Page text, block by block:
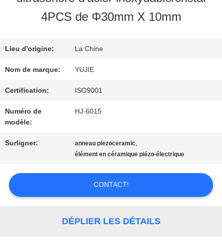
VISITE
CONTRÔLE
DE
QUALITÉ
CONTACTEZ-
NOUS
DEMANDEZ
4PCS de Φ30mm X 10mm
Lieu d'origine: La Chine
Nom de marque: YUJIE
Certification: ISO9001
Numéro de
modèle:
HJ-6015
Surligner: anneau piezoceramic,
élément en céramique piézo-électrique
CONTACT!
DÉPLIER LES DÉTAILS